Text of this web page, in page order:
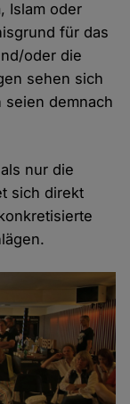
Islam oder
für das
oder die
sehen sich
seien demnach
nur die
sich direkt